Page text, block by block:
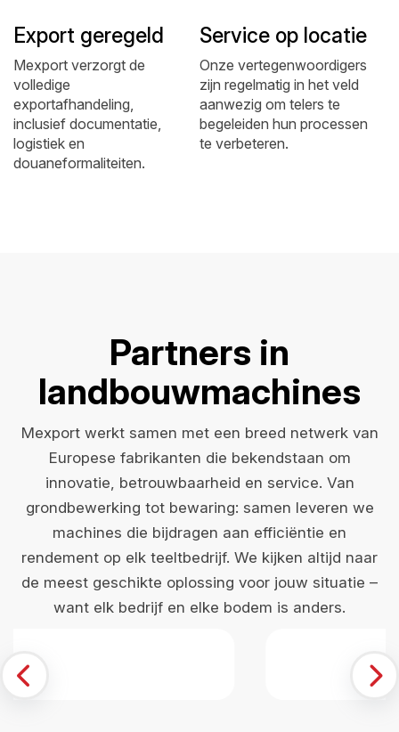
Export geregeld
Mexport verzorgt de
volledige
exportafhandeling,
inclusief documentatie,
logistiek en
douaneformaliteiten.
Service op locatie
Onze vertegenwoordigers
zijn regelmatig in het veld
aanwezig om telers te
begeleiden hun processen
te verbeteren.
Partners in
landbouwmachines
Mexport werkt samen met een breed netwerk van
Europese fabrikanten die bekendstaan om
innovatie, betrouwbaarheid en service. Van
grondbewerking tot bewaring: samen leveren we
machines die bijdragen aan efficiëntie en
rendement op elk teeltbedrijf. We kijken altijd naar
de meest geschikte oplossing voor jouw situatie –
want elk bedrijf en elke bodem is anders.